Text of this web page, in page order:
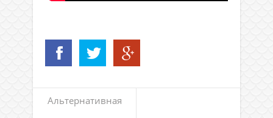
Альтернативная